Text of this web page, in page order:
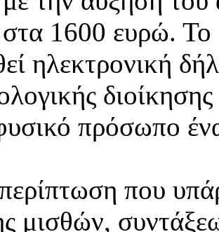
στα 1600 ευρώ.
ηλεκτρονική
πρόσωπο
που
μισθών,